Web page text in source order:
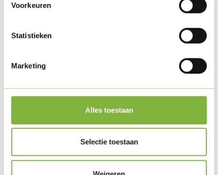
Voorkeuren
Statistieken
Marketing
Alles toestaan
Selectie toestaan
Contacteer ons.
Houdbaarheid
Andere opties
Recepten met dit product
No recipes found